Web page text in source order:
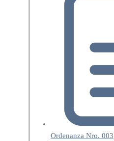
Ordenanza Nro. 003